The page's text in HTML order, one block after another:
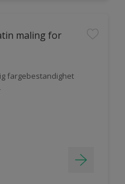
maling for
fargebestandighet